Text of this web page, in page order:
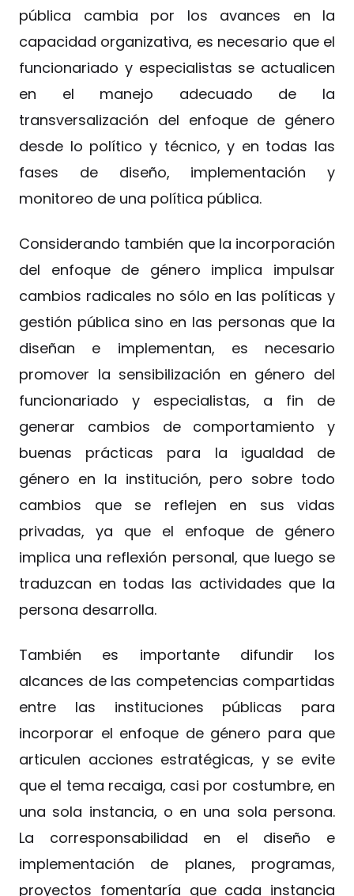
pública cambia por los avances en la
capacidad organizativa, es necesario que el
funcionariado y especialistas se actualicen
en el manejo adecuado de la
transversalización del enfoque de género
desde lo político y técnico, y en todas las
fases de diseño, implementación y
monitoreo de una política pública.
Considerando también que la incorporación
del enfoque de género implica impulsar
cambios radicales no sólo en las políticas y
gestión pública sino en las personas que la
diseñan e implementan, es necesario
promover la sensibilización en género del
funcionariado y especialistas, a fin de
generar cambios de comportamiento y
buenas prácticas para la igualdad de
género en la institución, pero sobre todo
cambios que se reflejen en sus vidas
privadas, ya que el enfoque de género
implica una reflexión personal, que luego se
traduzcan en todas las actividades que la
persona desarrolla.
También es importante difundir los
alcances de las competencias compartidas
entre las instituciones públicas para
incorporar el enfoque de género para que
articulen acciones estratégicas, y se evite
que el tema recaiga, casi por costumbre, en
una sola instancia, o en una sola persona.
La corresponsabilidad en el diseño e
implementación de planes, programas,
proyectos fomentaría que cada instancia